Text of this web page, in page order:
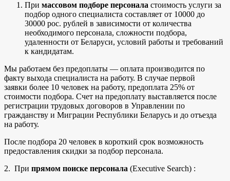
При массовом подборе персонала стоимость услуги за
подбор одного специалиста составляет от 10000 до
30000 рос. рублей в зависимости от количества
необходимого персонала, сложности подбора,
удаленности от Беларуси, условий работы и требований
к кандидатам.
Мы работаем без предоплаты — оплата производится по
факту выхода специалиста на работу. В случае первой
заявки более 10 человек на работу, предоплата 25% от
стоимости подбора. Счет на предоплату выставляется после
регистрации трудовых договоров в Управлении по
гражданству и Миграции Республики Беларусь и до отъезда
на работу.
После подбора 20 человек в короткий срок возможность
предоставления скидки за подбор персонала.
2. При прямом поиске персонала (Executive Search) :